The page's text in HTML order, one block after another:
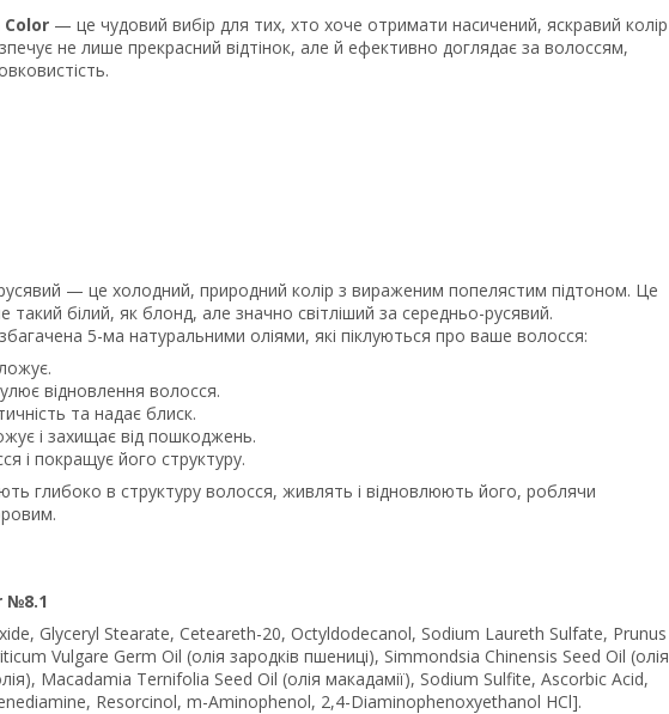
Color — це чудовий вибір для тих, хто хоче отримати насичений, яскравий колір
не лише прекрасний відтінок, але й ефективно доглядає за волоссям,
— це холодний, природний колір з вираженим попелястим підтоном. Це
такий білий, як блонд, але значно світліший за середньо-русявий.
5-ма натуральними оліями, які піклуються про ваше волосся:
відновлення волосся.
та надає блиск.
і захищає від пошкоджень.
і покращує його структуру.
глибоко в структуру волосся, живлять і відновлюють його, роблячи
№8.1
Glyceryl Stearate, Ceteareth-20, Octyldodecanol, Sodium Laureth Sulfate, Prunus
Vulgare Germ Oil (олія зародків пшениці), Simmondsia Chinensis Seed Oil (олія
Macadamia Ternifolia Seed Oil (олія макадамії), Sodium Sulfite, Ascorbic Acid,
Resorcinol, m-Aminophenol, 2,4-Diaminophenoxyethanol HCl].